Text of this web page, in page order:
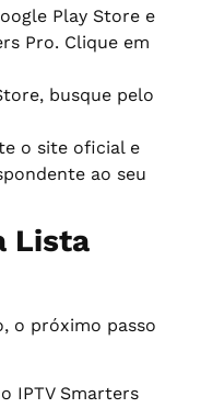
Play Store e
Pro. Clique em
busque pelo
o site oficial e
ao seu
Lista
o próximo passo
IPTV Smarters